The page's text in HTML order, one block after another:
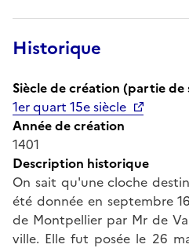
Historique
Siècle de création (partie de
1er quart 15e siècle
Année de création
1401
Description historique
On sait qu'une cloche
été donnée en septembre
de Montpellier par Mr de
ville. Elle fut posée le 26